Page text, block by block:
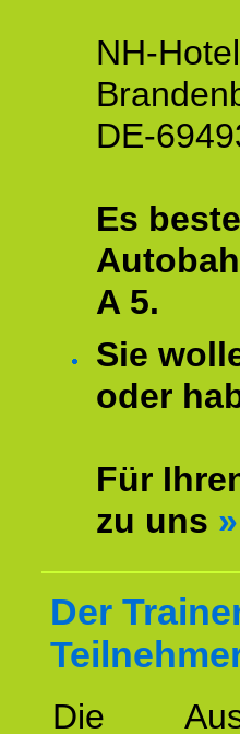
NH-
DE-
Es
A 5.
Sie
oder
Für
zu uns »
Der
Die